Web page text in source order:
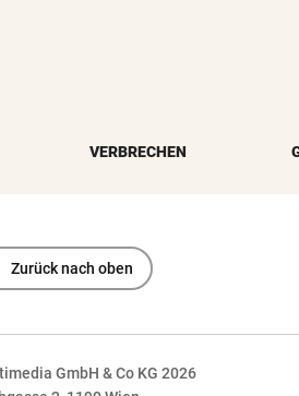
VERBRECHEN
Zurück nach oben
GmbH & Co KG 2026